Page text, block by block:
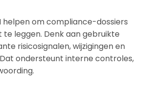
helpen om compliance-dossiers
leggen. Denk aan gebruikte
risicosignalen, wijzigingen en
ondersteunt interne controles,